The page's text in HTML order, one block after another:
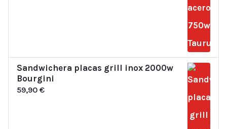
Sandwichera placas grill inox 2000w
Bourgini
59,90 €